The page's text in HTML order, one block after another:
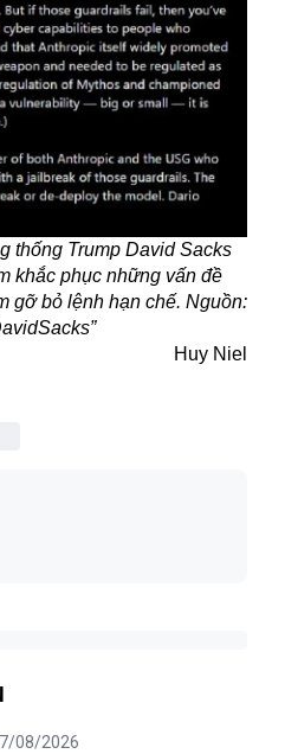
thống Trump David Sacks
khắc phục những vấn đề
gỡ bỏ lệnh hạn chế. Nguồn:
Huy Niel
08/2026